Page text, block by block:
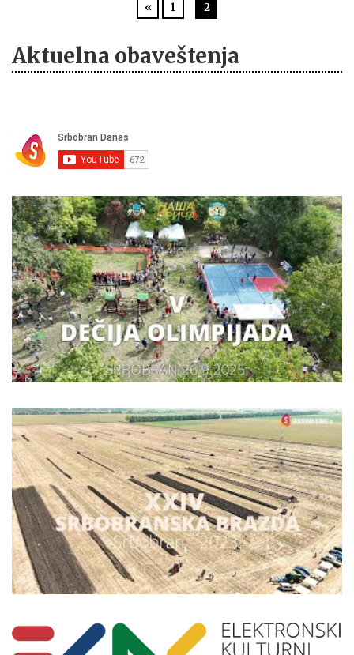
« 1 2
Aktuelna obaveštenja